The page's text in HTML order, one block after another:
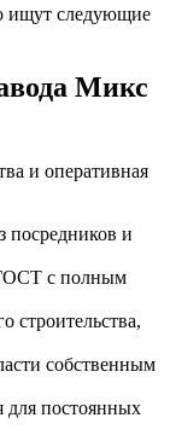
ищут следующие
Микс
и оперативная
посредников и
ГОСТ с полным
строительства,
собственным
для постоянных